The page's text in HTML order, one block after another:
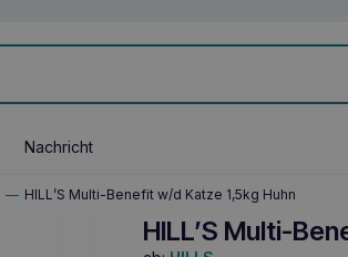
Nachricht
— HILL’S Multi-Benefit w/d Katze 1,5kg Huhn
HILL’S Multi-